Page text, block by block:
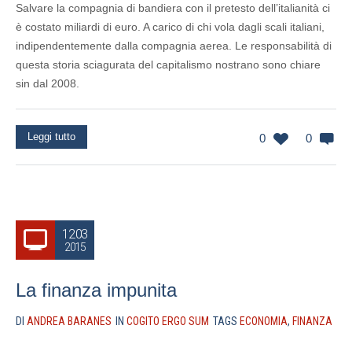
Salvare la compagnia di bandiera con il pretesto dell’italianità ci
è costato miliardi di euro. A carico di chi vola dagli scali italiani,
indipendentemente dalla compagnia aerea. Le responsabilità di
questa storia sciagurata del capitalismo nostrano sono chiare
sin dal 2008.
0 0
Leggi tutto
12.03
2015
La finanza impunita
DI ANDREA BARANES IN COGITO ERGO SUM TAGS ECONOMIA, FINANZA